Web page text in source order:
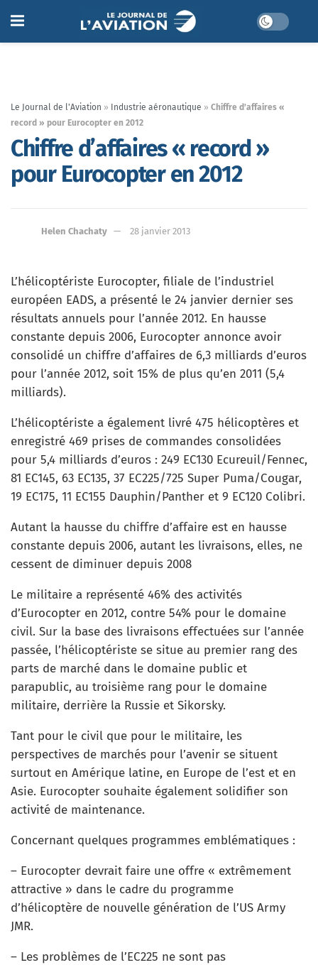
Le Journal de l'Aviation » Industrie aéronautique » Chiffre d’affaires «
record » pour Eurocopter en 2012
Chiffre d’affaires « record »
pour Eurocopter en 2012
Helen Chachaty 28 janvier 2013
L’hélicoptériste Eurocopter, filiale de l’industriel
européen EADS, a présenté le 24 janvier dernier ses
résultats annuels pour l’année 2012. En hausse
constante depuis 2006, Eurocopter annonce avoir
consolidé un chiffre d’affaires de 6,3 milliards d’euros
pour l’année 2012, soit 15% de plus qu’en 2011 (5,4
milliards).
L’hélicoptériste a également livré 475 hélicoptères et
enregistré 469 prises de commandes consolidées
pour 5,4 milliards d’euros : 249 EC130 Ecureuil/Fennec,
81 EC145, 63 EC135, 37 EC225/725 Super Puma/Cougar,
19 EC175, 11 EC155 Dauphin/Panther et 9 EC120 Colibri.
Autant la hausse du chiffre d’affaire est en hausse
constante depuis 2006, autant les livraisons, elles, ne
cessent de diminuer depuis 2008
Le militaire a représenté 46% des activités
d’Eurocopter en 2012, contre 54% pour le domaine
civil. Sur la base des livraisons effectuées sur l’année
passée, l’hélicoptériste se situe au premier rang des
parts de marché dans le domaine public et
parapublic, au troisième rang pour le domaine
militaire, derrière la Russie et Sikorsky.
Tant pour le civil que pour le militaire, les
perspectives de marchés pour l’avenir se situent
surtout en Amérique latine, en Europe de l’est et en
Asie. Eurocopter souhaite également solidifier son
activité de maintenance.
Concernant quelques programmes emblématiques :
– Eurocopter devrait faire une offre « extrêmement
attractive » dans le cadre du programme
d’hélicoptère de nouvelle génération de l’US Army
JMR.
– Les problèmes de l’EC225 ne sont pas